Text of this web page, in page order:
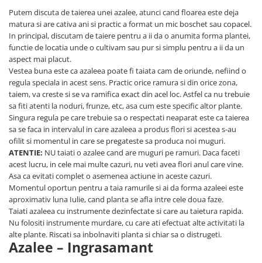
Putem discuta de taierea unei azalee, atunci cand floarea este deja
matura si are cativa ani si practic a format un mic boschet sau copacel.
In principal, discutam de taiere pentru a ii da o anumita forma plantei,
functie de locatia unde o cultivam sau pur si simplu pentru a ii da un
aspect mai placut.
Vestea buna este ca azaleea poate fi taiata cam de oriunde, nefiind o
regula speciala in acest sens. Practic orice ramura si din orice zona,
taiem, va creste si se va ramifica exact din acel loc. Astfel ca nu trebuie
sa fiti atenti la noduri, frunze, etc, asa cum este specific altor plante.
Singura regula pe care trebuie sa o respectati neaparat este ca taierea
sa se faca in intervalul in care azaleea a produs flori si acestea s-au
ofilit si momentul in care se pregateste sa produca noi muguri.
ATENTIE: NU taiati o azalee cand are muguri pe ramuri. Daca faceti
acest lucru, in cele mai multe cazuri, nu veti avea flori anul care vine.
Asa ca evitati complet o asemenea actiune in aceste cazuri.
Momentul oportun pentru a taia ramurile si ai da forma azaleei este
aproximativ luna Iulie, cand planta se afla intre cele doua faze.
Taiati azaleea cu instrumente dezinfectate si care au taietura rapida.
Nu folositi instrumente murdare, cu care ati efectuat alte activitati la
alte plante. Riscati sa inbolnaviti planta si chiar sa o distrugeti.
Azalee – Ingrasamant